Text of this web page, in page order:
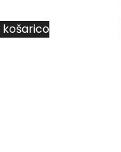
košarico